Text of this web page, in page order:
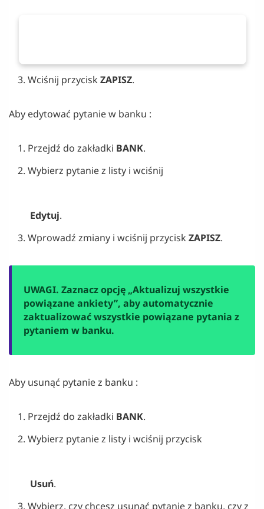
Wciśnij przycisk ZAPISZ.
Aby edytować pytanie w banku :
Przejdź do zakładki BANK.
Wybierz pytanie z listy i wciśnij
Edytuj.
Wprowadź zmiany i wciśnij przycisk ZAPISZ.
UWAGI. Zaznacz opcję „Aktualizuj wszystkie
powiązane ankiety”, aby automatycznie
zaktualizować wszystkie powiązane pytania z
pytaniem w banku.
Aby usunąć pytanie z banku :
Przejdź do zakładki BANK.
Wybierz pytanie z listy i wciśnij przycisk
Usuń.
Wybierz, czy chcesz usunąć pytanie z banku, czy z